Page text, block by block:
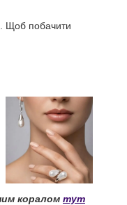
Щоб побачити
коралом тут